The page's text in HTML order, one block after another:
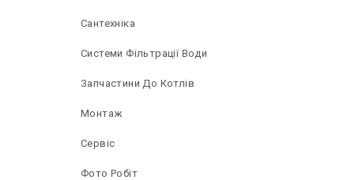
Сантехніка
Системи Фільтрації Води
Запчастини До Котлів
Монтаж
Сервіс
Фото Робіт